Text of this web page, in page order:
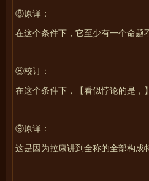
⑧原译：
在这个条件下，它至少有一个命题
⑧校订：
在这个条件下，【看似悖论的是，】
⑨原译：
这是因为拉康讲到全称的全部构成